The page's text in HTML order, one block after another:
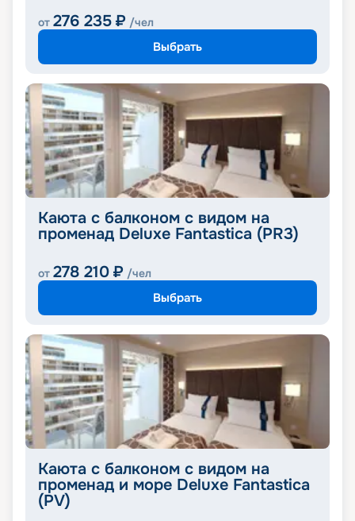
от 276 235 ₽ /чел
Выбрать
Каюта с балконом с видом на
променад Deluxe Fantastica (PR3)
от 278 210 ₽ /чел
Выбрать
Каюта с балконом с видом на
променад и море Deluxe Fantastica
(PV)